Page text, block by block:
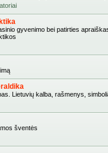
gyvenimo bei patirties
Lietuvių kalba, rašmenys,
šventės